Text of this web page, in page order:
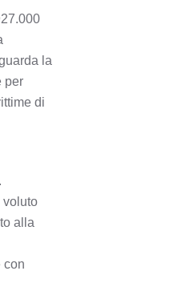
la
per
di
voluto
alla
con